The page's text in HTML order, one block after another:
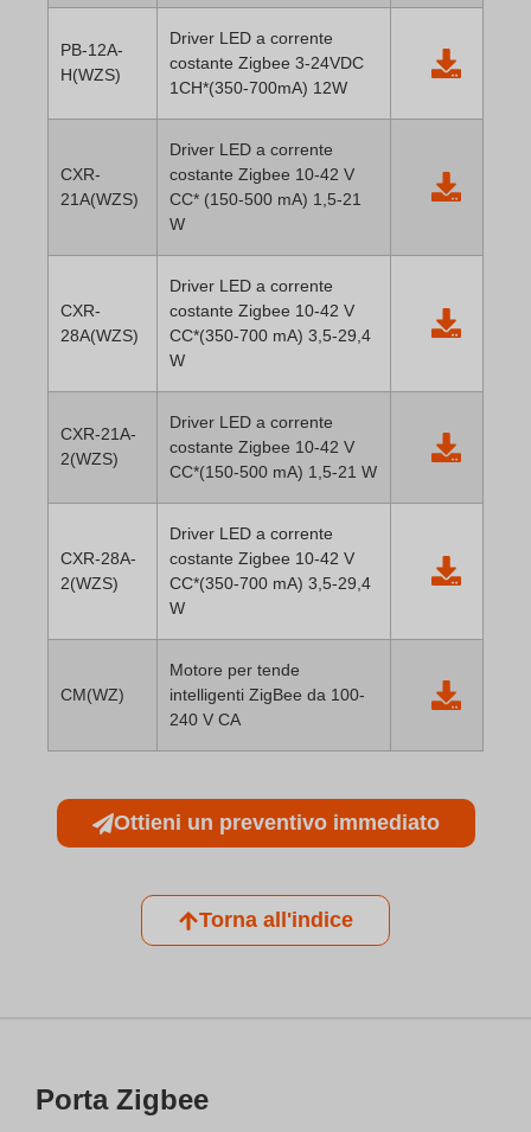
PB-12A-
H(WZS)
Driver LED a corrente
costante Zigbee 3-24VDC
1CH*(350-700mA) 12W
CXR-
21A(WZS)
Driver LED a corrente
costante Zigbee 10-42 V
CC* (150-500 mA) 1,5-21
W
CXR-
28A(WZS)
Driver LED a corrente
costante Zigbee 10-42 V
CC*(350-700 mA) 3,5-29,4
W
CXR-21A-
2(WZS)
Driver LED a corrente
costante Zigbee 10-42 V
CC*(150-500 mA) 1,5-21 W
CXR-28A-
2(WZS)
Driver LED a corrente
costante Zigbee 10-42 V
CC*(350-700 mA) 3,5-29,4
W
CM(WZ)
Motore per tende
intelligenti ZigBee da 100-
240 V CA
Ottieni un preventivo immediato
Torna all'indice
Porta Zigbee